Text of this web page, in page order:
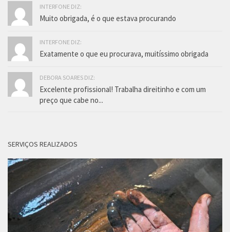
INTERFONE DIZ:
Muito obrigada, é o que estava procurando
INTERFONE DIZ:
Exatamente o que eu procurava, muitíssimo obrigada
DEBORA SOARES DIZ:
Excelente profissional! Trabalha direitinho e com um
preço que cabe no...
SERVIÇOS REALIZADOS